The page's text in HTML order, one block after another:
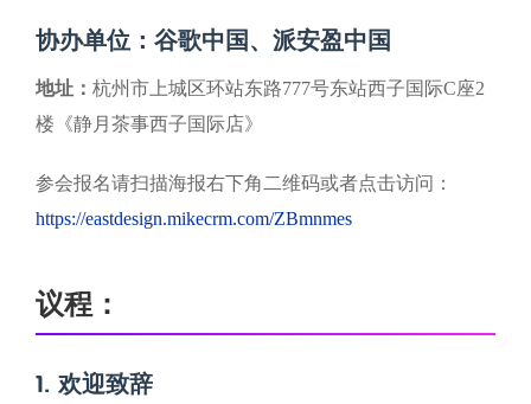
协办单位：谷歌中国、派安盈中国
地址： 杭州市上城区环站东路777号东站西子国际C座2
楼《静月茶事西子国际店》
参会报名请扫描海报右下角二维码或者点击访问：
https://eastdesign.mikecrm.com/ZBmnmes
议程：
1. 欢迎致辞